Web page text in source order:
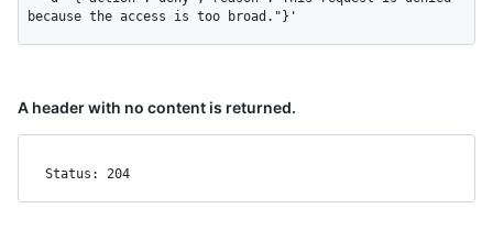
because the access is too broad."}'
A header with no content is returned.
Status: 204